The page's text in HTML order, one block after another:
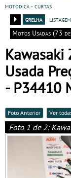
motodica - curtas
grelha
listagem
Motos Usadas (73
Kawasaki
Usada
- P34410
Foto Anterior Ver
Foto 1 de 2: